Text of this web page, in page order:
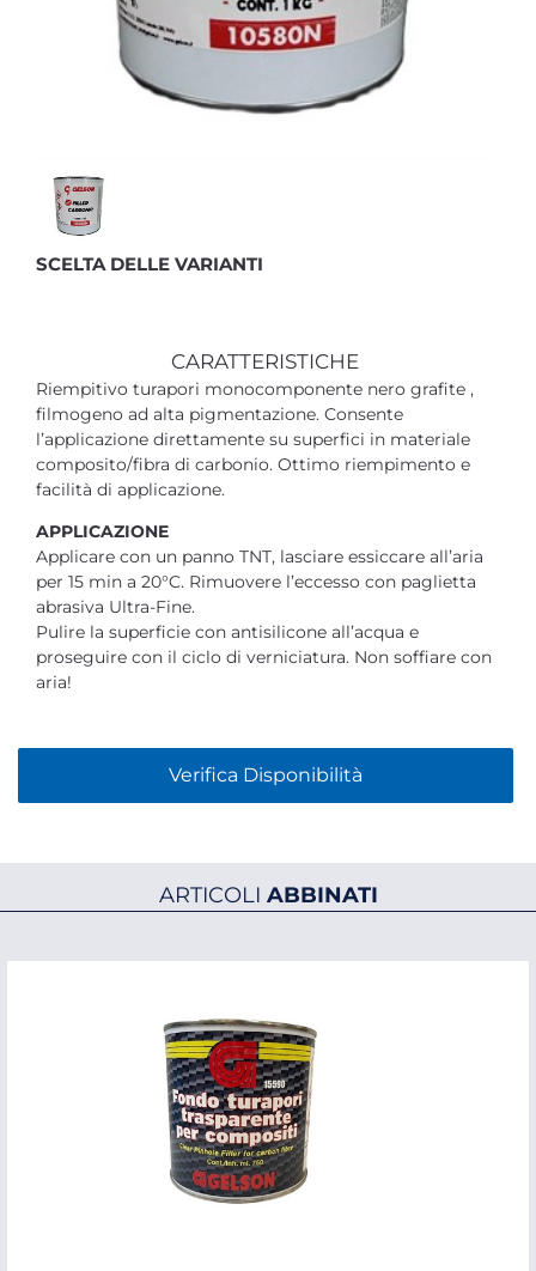
SCELTA DELLE VARIANTI
CARATTERISTICHE
Riempitivo turapori monocomponente nero grafite ,
filmogeno ad alta pigmentazione. Consente
l’applicazione direttamente su superfici in materiale
composito/fibra di carbonio. Ottimo riempimento e
facilità di applicazione.
APPLICAZIONE
Applicare con un panno TNT, lasciare essiccare all’aria
per 15 min a 20°C. Rimuovere l’eccesso con paglietta
abrasiva Ultra-Fine.
Pulire la superficie con antisilicone all’acqua e
proseguire con il ciclo di verniciatura. Non soffiare con
aria!
Verifica Disponibilità
ARTICOLI ABBINATI